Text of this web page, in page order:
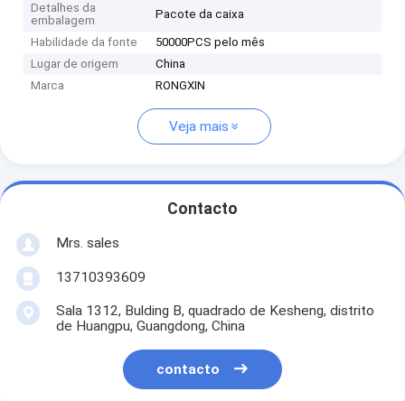
Detalhes da
embalagem
Pacote da caixa
Habilidade da fonte
50000PCS pelo mês
Lugar de origem
China
Marca
RONGXIN
Veja mais
Contacto
Mrs. sales
13710393609
Sala 1312, Bulding B, quadrado de Kesheng, distrito
de Huangpu, Guangdong, China
contacto